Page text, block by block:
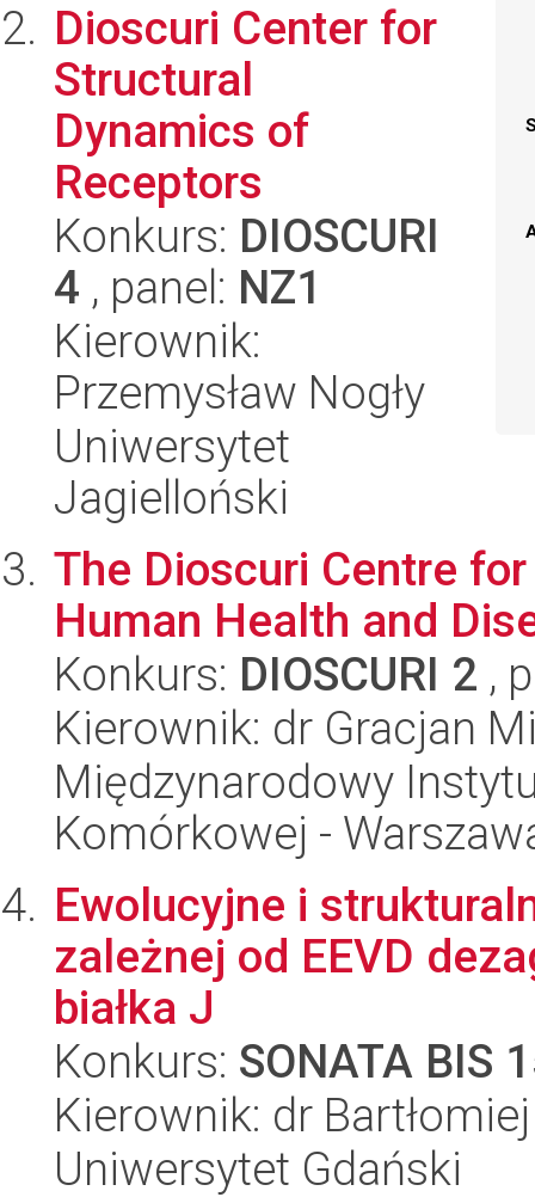
Dioscuri Center for
Structural
Dynamics of
Receptors
Konkurs: DIOSCURI
4 , panel: NZ1
Kierownik:
Przemysław Nogły
Uniwersytet
Jagielloński
The Dioscuri Centre
Human Health and
Konkurs: DIOSCURI 2 ,
Kierownik: dr Gracjan
Międzynarodowy
Komórkowej -
Ewolucyjne i
zależnej od EEVD
białka J
Konkurs: SONATA BIS
Kierownik: dr
Uniwersytet Gdański